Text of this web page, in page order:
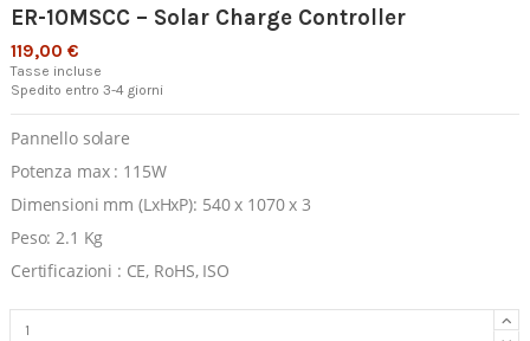
ER-10MSCC – Solar Charge Controller
119,00 €
Tasse incluse
Spedito entro 3-4 giorni
Pannello solare
Potenza max : 115W
Dimensioni mm (LxHxP): 540 x 1070 x 3
Peso: 2.1 Kg
Certificazioni : CE, RoHS, ISO